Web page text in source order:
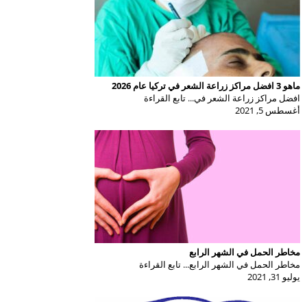
ماهو 3 افضل مراكز زراعة الشعر في تركيا عام 2026
افضل مراكز زراعة الشعر في... تابع القراءة
أغسطس 5, 2021
مخاطر الحمل في الشهر الرابع
مخاطر الحمل في الشهر الرابع... تابع القراءة
يوليو 31, 2021